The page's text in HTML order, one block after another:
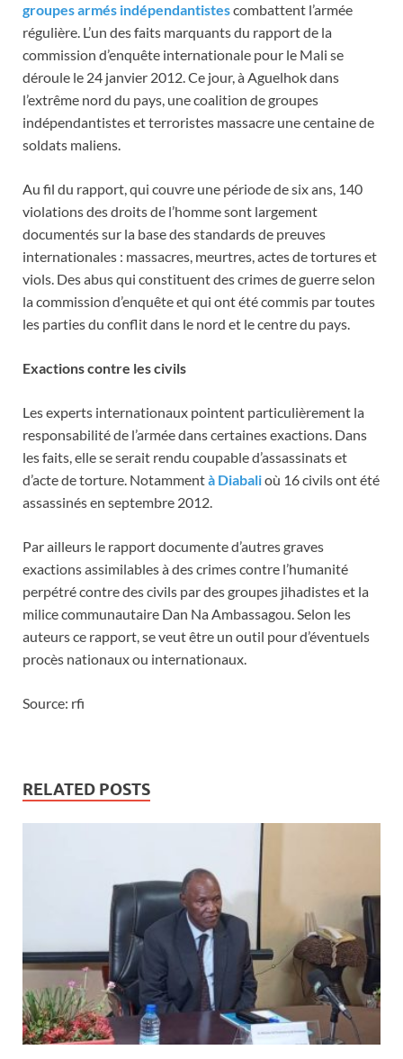
groupes armés indépendantistescombattent l’armée
régulière. L’un des faits marquants du rapport de la
commission d’enquête internationale pour le Mali se
déroule le 24 janvier 2012. Ce jour, à Aguelhok dans
l’extrême nord du pays, une coalition de groupes
indépendantistes et terroristes massacre une centaine de
soldats maliens.
Au fil du rapport, qui couvre une période de six ans, 140
violations des droits de l’homme sont largement
documentés sur la base des standards de preuves
internationales : massacres, meurtres, actes de tortures et
viols. Des abus qui constituent des crimes de guerre selon
la commission d’enquête et qui ont été commis par toutes
les parties du conflit dans le nord et le centre du pays.
Exactions contre les civils
Les experts internationaux pointent particulièrement la
responsabilité de l’armée dans certaines exactions. Dans
les faits, elle se serait rendu coupable d’assassinats et
d’acte de torture. Notammentà Diabalioù 16 civils ont été
assassinés en septembre 2012.
Par ailleurs le rapport documente d’autres graves
exactions assimilables à des crimes contre l’humanité
perpétré contre des civils par des groupes jihadistes et la
milice communautaire Dan Na Ambassagou. Selon les
auteurs ce rapport, se veut être un outil pour d’éventuels
procès nationaux ou internationaux.
Source: rfi
RELATED POSTS